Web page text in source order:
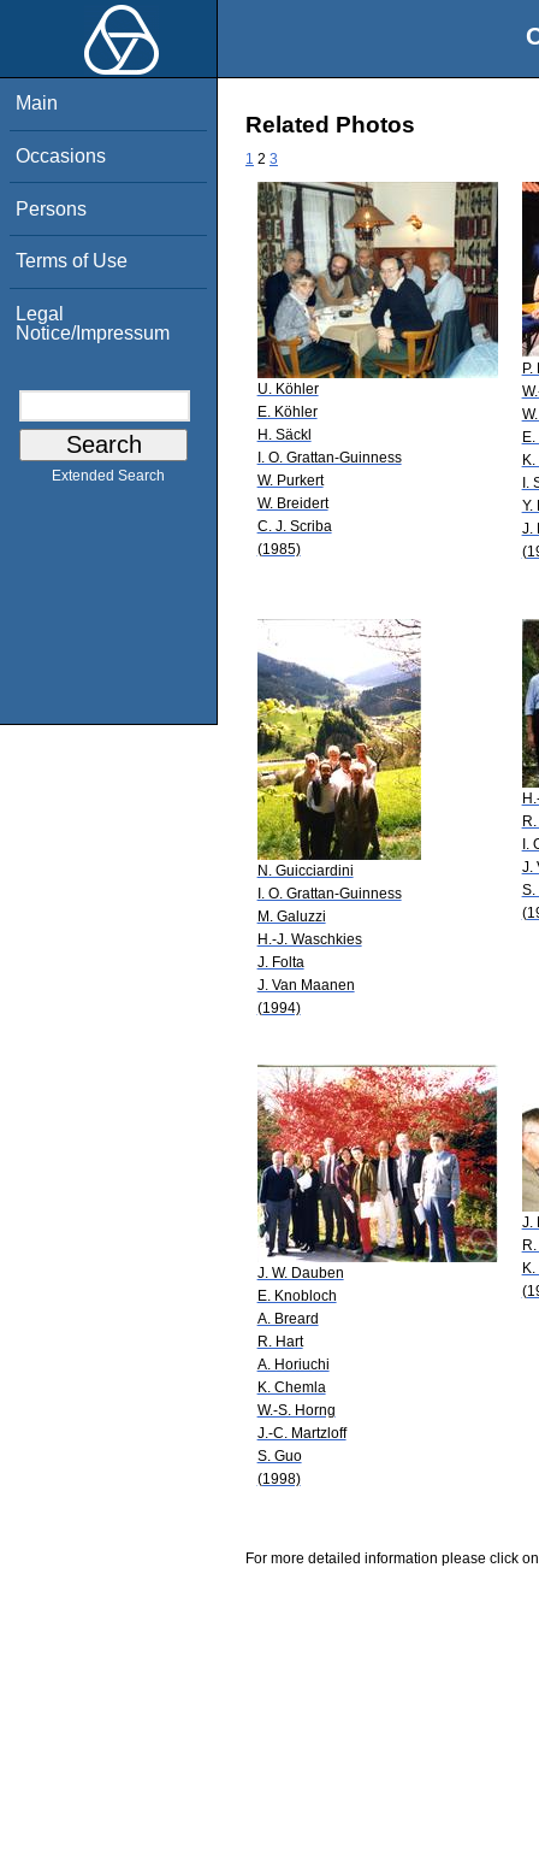
Main
Occasions
Persons
Terms of Use
Legal
Notice/Impressum
Extended Search
Related Photos
1 2 3
U. Köhler
E. Köhler
H. Säckl
I. O. Grattan-Guinness
W. Purkert
W. Breidert
C. J. Scriba
(1985)
P.
I.
Y.
J.
N. Guicciardini
I. O. Grattan-Guinness
M. Galuzzi
H.-J. Waschkies
J. Folta
J. Van Maanen
(1994)
I.
J.
S.
J. W. Dauben
E. Knobloch
A. Breard
R. Hart
A. Horiuchi
K. Chemla
W.-S. Horng
J.-C. Martzloff
S. Guo
(1998)
J.
For more detailed information please click